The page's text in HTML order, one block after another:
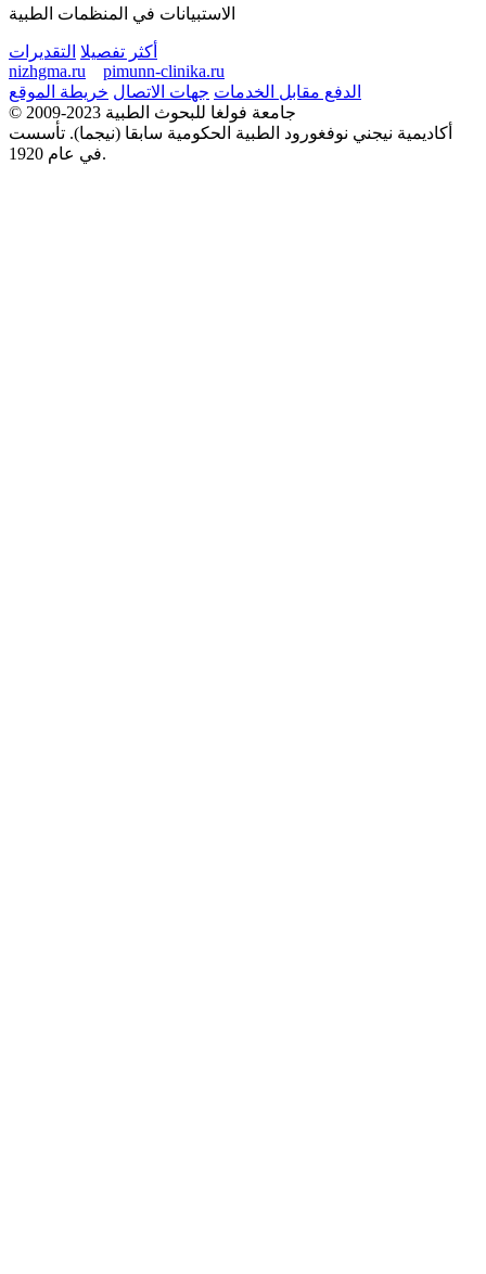
الاستبيانات في المنظمات الطبية
أكثر تفصيلا التقديرات
nizhgma.ru
pimunn-clinika.ru
الدفع مقابل الخدمات جهات الاتصال خريطة الموقع
© 2009-2023 جامعة فولغا للبحوث الطبية
أكاديمية نيجني نوفغورود الطبية الحكومية سابقا (نيجما). تأسست
في عام 1920.